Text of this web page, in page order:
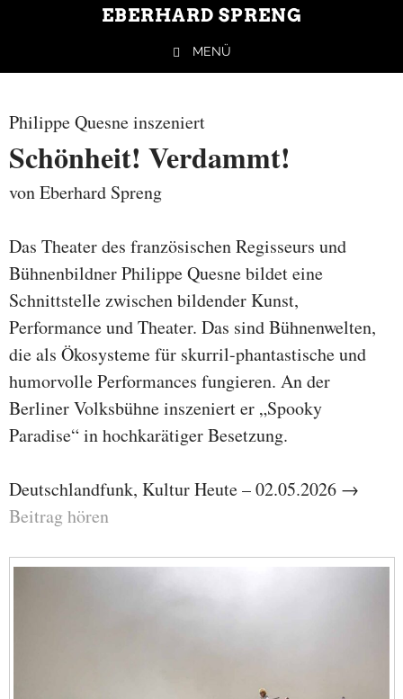
EBERHARD SPRENG
MENÜ
Philippe Quesne inszeniert
Schönheit! Verdammt!
von Eberhard Spreng
Das Theater des französischen Regisseurs und
Bühnenbildner Philippe Quesne bildet eine
Schnittstelle zwischen bildender Kunst,
Performance und Theater. Das sind Bühnenwelten,
die als Ökosysteme für skurril-phantastische und
humorvolle Performances fungieren. An der
Berliner Volksbühne inszeniert er „Spooky
Paradise“ in hochkarätiger Besetzung.
Deutschlandfunk, Kultur Heute – 02.05.2026 →
Beitrag hören